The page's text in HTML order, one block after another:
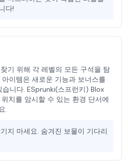
다!
기 위해 각 레벨의 모든 구석을 탐
이템은 새로운 기능과 보너스를
습니다. ESprunki(스프런키) Blox
치를 암시할 수 있는 환경 단서에
.
지 마세요. 숨겨진 보물이 기다리